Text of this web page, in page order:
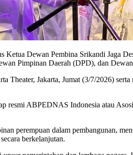
Ketua Dewan Pembina Srikandi Jaga
Pimpinan Daerah (DPD), dan
Theater, Jakarta, Jumat (3/7/2026)
resmi ABPEDNAS Indonesia atau
perempuan dalam pembangunan,
berkelanjutan.